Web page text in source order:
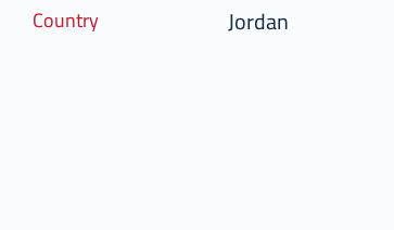
Country Jordan